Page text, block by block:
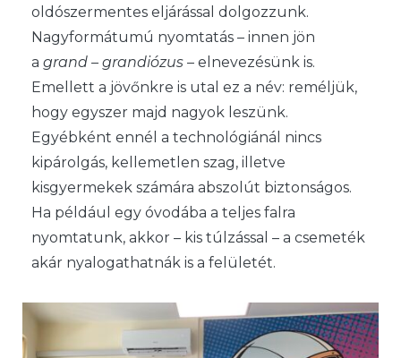
oldószermentes eljárással dolgozzunk.
Nagyformátumú nyomtatás – innen jön
a grand – grandiózus – elnevezésünk is.
Emellett a jövőnkre is utal ez a név: reméljük,
hogy egyszer majd nagyok leszünk.
Egyébként ennél a technológiánál nincs
kipárolgás, kellemetlen szag, illetve
kisgyermekek számára abszolút biztonságos.
Ha például egy óvodába a teljes falra
nyomtatunk, akkor – kis túlzással – a csemeték
akár nyalogathatnák is a felületét.